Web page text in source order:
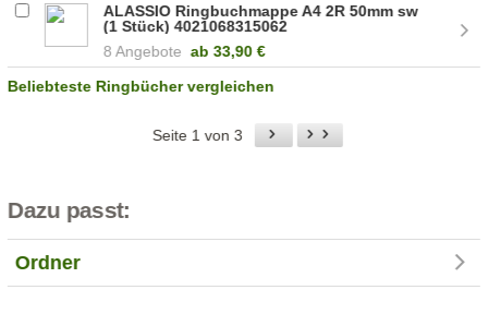
ALASSIO Ringbuchmappe A4 2R 50mm sw
(1 Stück) 4021068315062
8 Angebote ab 33,90 €
Beliebteste Ringbücher vergleichen
Seite 1 von 3
Dazu passt:
Ordner